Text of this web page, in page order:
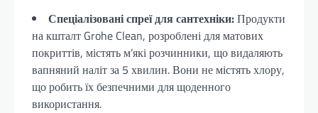
Спеціалізовані спреї для сантехніки:Продукти
на кшталт Grohe Clean, розроблені для матових
покриттів, містять м’які розчинники, що видаляють
вапняний наліт за 5 хвилин. Вони не містять хлору,
що робить їх безпечними для щоденного
використання.